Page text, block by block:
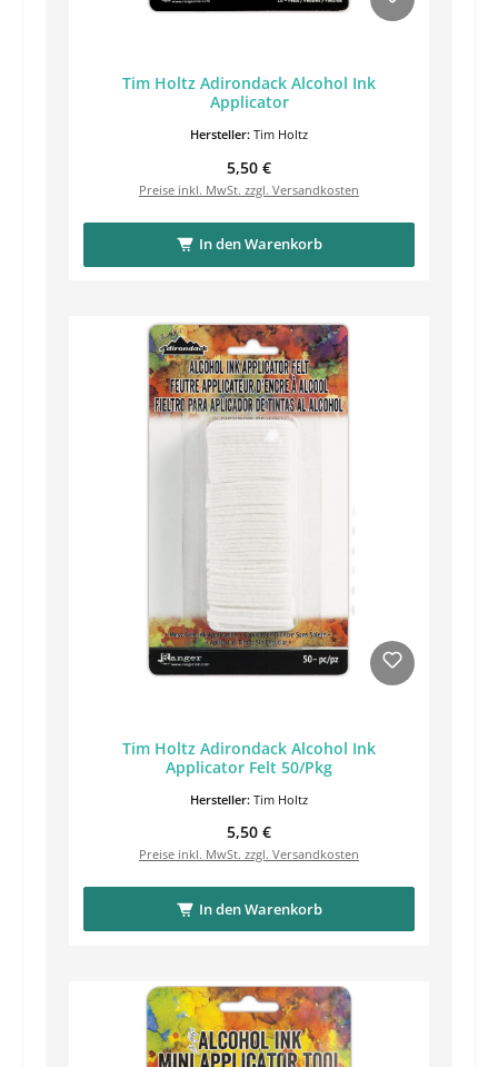
Tim Holtz Adirondack Alcohol Ink
Applicator
Hersteller: Tim Holtz
Regulärer Preis:
5,50 €
Preise inkl. MwSt. zzgl. Versandkosten
In den Warenkorb
Tim Holtz Adirondack Alcohol Ink
Applicator Felt 50/Pkg
Hersteller: Tim Holtz
Regulärer Preis:
5,50 €
Preise inkl. MwSt. zzgl. Versandkosten
In den Warenkorb